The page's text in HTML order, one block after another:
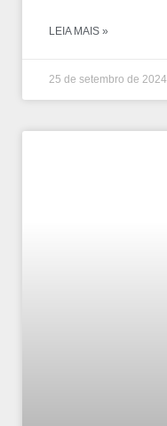
LEIA MAIS »
25 de setembro de 2024